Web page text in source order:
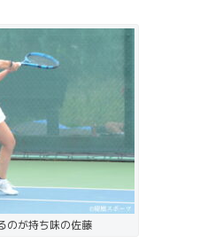
のが持ち味の佐藤